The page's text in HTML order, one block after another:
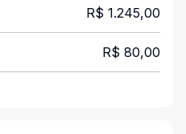
R$ 1.245,00
R$ 80,00